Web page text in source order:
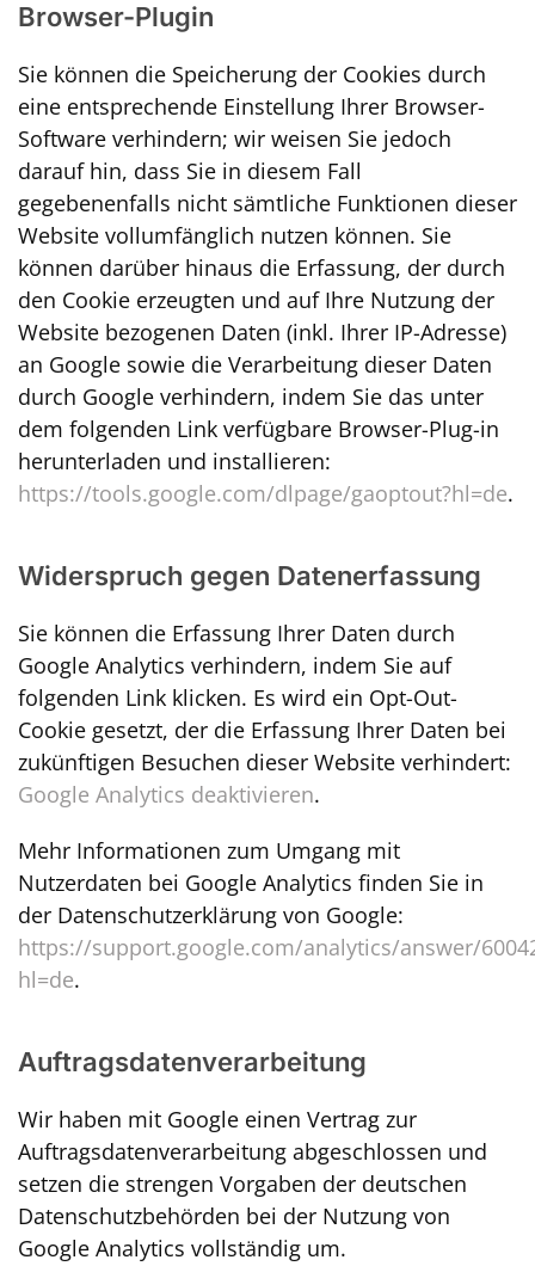
Browser-Plugin
Sie können die Speicherung der Cookies durch
eine entsprechende Einstellung Ihrer Browser-
Software verhindern; wir weisen Sie jedoch
darauf hin, dass Sie in diesem Fall
gegebenenfalls nicht sämtliche Funktionen dieser
Website vollumfänglich nutzen können. Sie
können darüber hinaus die Erfassung, der durch
den Cookie erzeugten und auf Ihre Nutzung der
Website bezogenen Daten (inkl. Ihrer IP-Adresse)
an Google sowie die Verarbeitung dieser Daten
durch Google verhindern, indem Sie das unter
dem folgenden Link verfügbare Browser-Plug-in
herunterladen und installieren:
https://tools.google.com/dlpage/gaoptout?hl=de.
Widerspruch gegen Datenerfassung
Sie können die Erfassung Ihrer Daten durch
Google Analytics verhindern, indem Sie auf
folgenden Link klicken. Es wird ein Opt-Out-
Cookie gesetzt, der die Erfassung Ihrer Daten bei
zukünftigen Besuchen dieser Website verhindert:
Google Analytics deaktivieren.
Mehr Informationen zum Umgang mit
Nutzerdaten bei Google Analytics finden Sie in
der Datenschutzerklärung von Google:
https://support.google.com/analytics/answer/
hl=de.
Auftragsdatenverarbeitung
Wir haben mit Google einen Vertrag zur
Auftragsdatenverarbeitung abgeschlossen und
setzen die strengen Vorgaben der deutschen
Datenschutzbehörden bei der Nutzung von
Google Analytics vollständig um.